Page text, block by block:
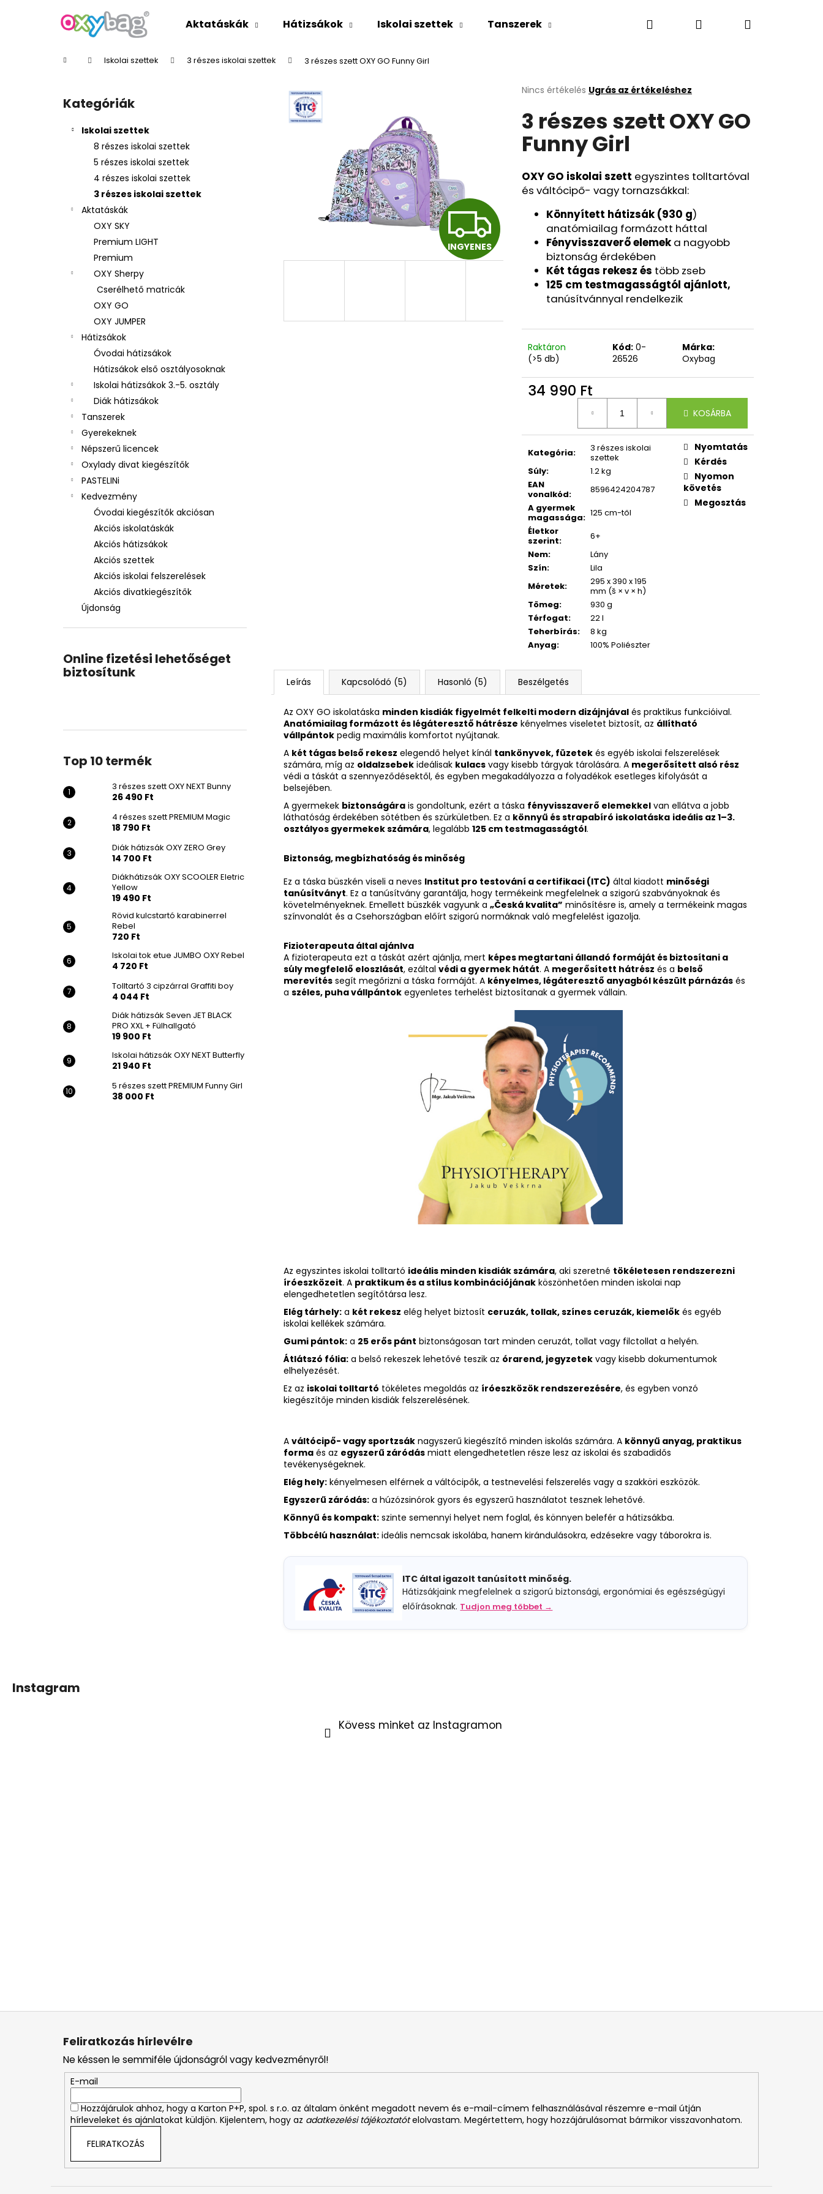
Aktatáskák Hátizsákok Iskolai szettek Tanszerek KeresésBejelentkezés
Kosár
KezdőlapIskolai szettek 3 részes iskolai szettek 3 részes szett OXY GO Funny Girl
Kategóriák
átugrása
Kategóriák
Iskolai szettek
8 részes iskolai szettek
5 részes iskolai szettek
4 részes iskolai szettek
3 részes iskolai szettek
Aktatáskák
OXY SKY
Premium LIGHT
Premium
OXY Sherpy
Cserélhető matricák
OXY GO
OXY JUMPER
Hátizsákok
Óvodai hátizsákok
Hátizsákok első osztályosoknak
Iskolai hátizsákok 3.-5. osztály
Diák hátizsákok
Tanszerek
Gyerekeknek
Népszerű licencek
Oxylady divat kiegészítők
PASTELINi
Kedvezmény
Óvodai kiegészítők akciósan
Akciós iskolatáskák
Akciós hátizsákok
Akciós szettek
Akciós iskolai felszerelések
Akciós divatkiegészítők
Újdonság
Online fizetési lehetőséget
biztosítunk
Top 10 termék
3 részes szett OXY NEXT Bunny
26 490 Ft
4 részes szett PREMIUM Magic
18 790 Ft
Diák hátizsák OXY ZERO Grey
14 700 Ft
Diákhátizsák OXY SCOOLER Eletric
Yellow
19 490 Ft
Rövid kulcstartó karabinerrel
Rebel
720 Ft
Iskolai tok etue JUMBO OXY Rebel
4 720 Ft
Tolltartó 3 cipzárral Graffiti boy
4 044 Ft
Diák hátizsák Seven JET BLACK
PRO XXL + Fülhallgató
19 900 Ft
Iskolai hátizsák OXY NEXT Butterfly
21 940 Ft
5 részes szett PREMIUM Funny Girl
38 000 Ft
A
átlagos
értékelése
5-
ből
csillag.
Nincs értékelés Ugrás az értékeléshez
3 részes szett OXY GO
Funny Girl
OXY GO iskolai szett egyszintes tolltartóval
és váltócipő- vagy tornazsákkal:
Könnyített hátizsák (930 g)
anatómiailag formázott háttal
Fényvisszaverő elemek a nagyobb
biztonság érdekében
Két tágas rekesz és több zseb
125 cm testmagasságtól ajánlott,
tanúsítvánnyal rendelkezik
Raktáron
(>5 db)
Kód: 0-
26526
Márka:
Oxybag
34 990 Ft
KOSÁRBA
Kategória:
3 részes iskolai
szettek
Súly:
1.2 kg
EAN
vonalkód:
8596424204787
A gyermek
magassága: 125 cm-től
Életkor
szerint:
6+
Nem:
Lány
Szín:
Lila
Méretek:
295 x 390 x 195
mm (š × v × h)
Tömeg:
930 g
Térfogat:
22 l
Teherbírás:
8 kg
Anyag: 100% Poliészter
Nyomtatás
Kérdés
Nyomon
követés
Megosztás
I
N
G
INGYENES
Leírás Kapcsolódó (5) Hasonló (5) Beszélgetés
Az OXY GO iskolatáska minden kisdiák figyelmét felkelti modern dizájnjával és praktikus funkcióival.
Anatómiailag formázott és légáteresztő hátrésze kényelmes viseletet biztosít, az állítható
vállpántok pedig maximális komfortot nyújtanak.
A két tágas belső rekesz elegendő helyet kínál tankönyvek, füzetek és egyéb iskolai felszerelések
számára, míg az oldalzsebek ideálisak kulacs vagy kisebb tárgyak tárolására. A megerősített alsó rész
védi a táskát a szennyeződésektől, és egyben megakadályozza a folyadékok esetleges kifolyását a
belsejében.
A gyermekek biztonságára is gondoltunk, ezért a táska fényvisszaverő elemekkel van ellátva a jobb
láthatóság érdekében sötétben és szürkületben. Ez a könnyű és strapabíró iskolatáska ideális az 1–3.
osztályos gyermekek számára, legalább 125 cm testmagasságtól.
Biztonság, megbízhatóság és minőség
Ez a táska büszkén viseli a neves Institut pro testování a certifikaci (ITC) által kiadott minőségi
tanúsítványt. Ez a tanúsítvány garantálja, hogy termékeink megfelelnek a szigorú szabványoknak és
követelményeknek. Emellett büszkék vagyunk a „Česká kvalita” minősítésre is, amely a termékeink magas
színvonalát és a Csehországban előírt szigorú normáknak való megfelelést igazolja.
Fizioterapeuta által ajánlva
A fizioterapeuta ezt a táskát azért ajánlja, mert képes megtartani állandó formáját és biztosítani a
súly megfelelő eloszlását, ezáltal védi a gyermek hátát. A megerősített hátrész és a belső
merevítés segít megőrizni a táska formáját. A kényelmes, légáteresztő anyagból készült párnázás és
a széles, puha vállpántok egyenletes terhelést biztosítanak a gyermek vállain.
Az egyszintes iskolai tolltartó ideális minden kisdiák számára, aki szeretné tökéletesen rendszerezni
íróeszközeit. A praktikum és a stílus kombinációjának köszönhetően minden iskolai nap
elengedhetetlen segítőtársa lesz.
Elég tárhely: a két rekesz elég helyet biztosít ceruzák, tollak, színes ceruzák, kiemelők és egyéb
iskolai kellékek számára.
Gumi pántok: a 25 erős pánt biztonságosan tart minden ceruzát, tollat vagy filctollat a helyén.
Átlátszó fólia: a belső rekeszek lehetővé teszik az órarend, jegyzetek vagy kisebb dokumentumok
elhelyezését.
Ez az iskolai tolltartó tökéletes megoldás az íróeszközök rendszerezésére, és egyben vonzó
kiegészítője minden kisdiák felszerelésének.
A váltócipő- vagy sportzsák nagyszerű kiegészítő minden iskolás számára. A könnyű anyag, praktikus
forma és az egyszerű záródás miatt elengedhetetlen része lesz az iskolai és szabadidős
tevékenységeknek.
Elég hely: kényelmesen elférnek a váltócipők, a testnevelési felszerelés vagy a szakköri eszközök.
Egyszerű záródás: a húzózsinórok gyors és egyszerű használatot tesznek lehetővé.
Könnyű és kompakt: szinte semennyi helyet nem foglal, és könnyen belefér a hátizsákba.
Többcélú használat: ideális nemcsak iskolába, hanem kirándulásokra, edzésekre vagy táborokra is.
ITC által igazolt tanúsított minőség.
Hátizsákjaink megfelelnek a szigorú biztonsági, ergonómiai és egészségügyi
előírásoknak. Tudjon meg többet →
Vissza
Vissza
Mit keres?
Ajánljuk
Következő
3 RÉSZES SZETT OXY NEXT BUNNY
26 490 Ft
DIÁK HÁTIZSÁK OXY ZERO GREY
Instagram
Kövess minket az Instagramon
L
Feliratkozás hírlevélre
Ne késsen le semmiféle újdonságról vagy kedvezményről!
E-mail
Hozzájárulok ahhoz, hogy a Karton P+P, spol. s r.o. az általam önként megadott nevem és e-mail-címem felhasználásával részemre e-mail útján
hírleveleket és ajánlatokat küldjön. Kijelentem, hogy az adatkezelési tájékoztatótelolvastam. Megértettem, hogy hozzájárulásomat bármikor visszavonhatom.
FELIRATKOZÁS